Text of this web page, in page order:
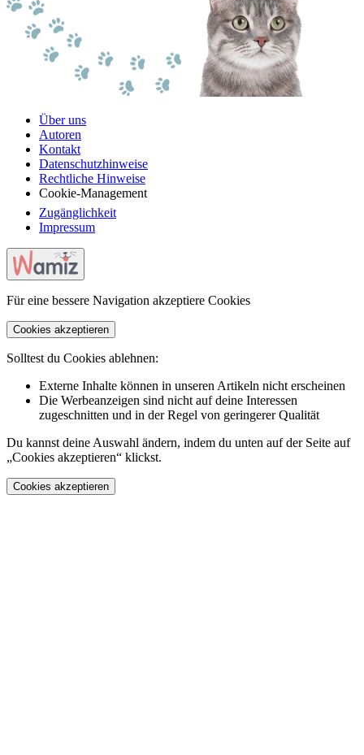
Über uns
Autoren
Kontakt
Datenschutzhinweise
Rechtliche Hinweise
Cookie-Management
Zugänglichkeit
Impressum
Für eine bessere Navigation akzeptiere Cookies
Cookies akzeptieren
Solltest du Cookies ablehnen:
Externe Inhalte können in unseren Artikeln nicht erscheinen
Die Werbeanzeigen sind nicht auf deine Interessen
zugeschnitten und in der Regel von geringerer Qualität
Du kannst deine Auswahl ändern, indem du unten auf der Seite auf
„Cookies akzeptieren“ klickst.
Cookies akzeptieren